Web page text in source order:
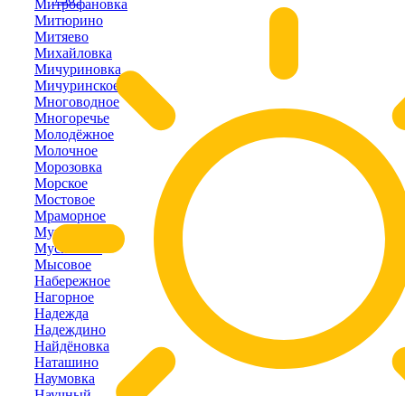
Митрофановка
Митюрино
Митяево
Михайловка
Мичуриновка
Мичуринское
Многоводное
Многоречье
Молодёжное
Молочное
Морозовка
Морское
Мостовое
Мраморное
Муромское
Мускатное
Мысовое
Набережное
Нагорное
Надежда
Надеждино
Найдёновка
Наташино
Наумовка